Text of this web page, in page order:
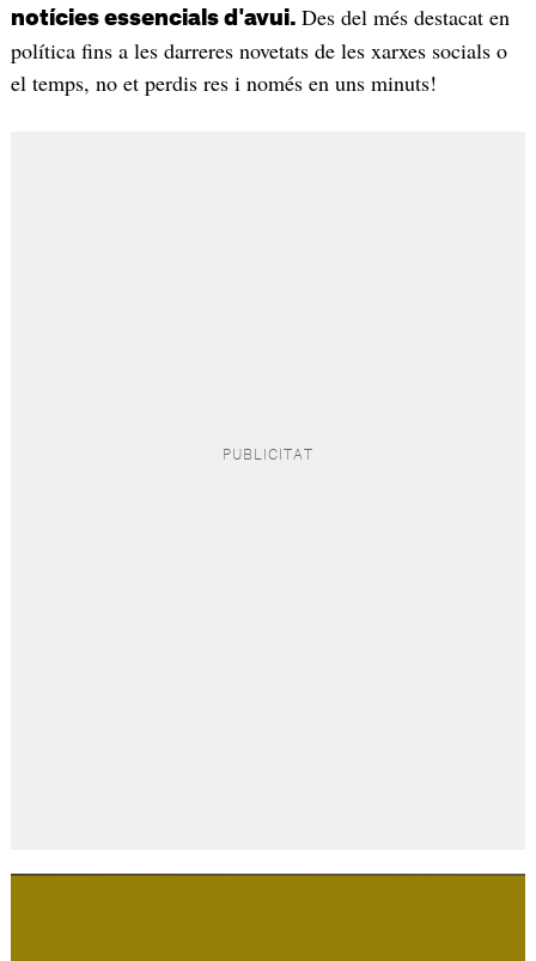
notícies essencials d'avui. Des del més destacat en
política fins a les darreres novetats de les xarxes socials o
el temps, no et perdis res i només en uns minuts!